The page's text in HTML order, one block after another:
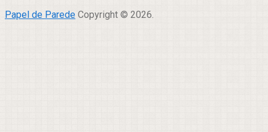
Papel de Parede Copyright © 2026.